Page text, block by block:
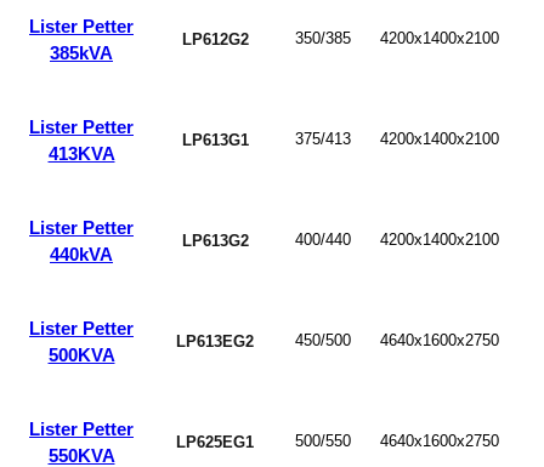
Lister Petter
385kVA
LP612G2 350/385 4200x1400x2100
Lister Petter
413KVA
LP613G1 375/413 4200x1400x2100
Lister Petter
440kVA
LP613G2 400/440 4200x1400x2100
Lister Petter
500KVA
LP613EG2 450/500 4640x1600x2750
Lister Petter
550KVA
LP625EG1 500/550 4640x1600x2750